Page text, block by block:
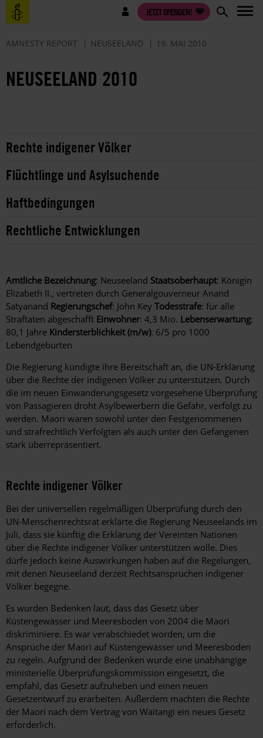
Direkt
zum
Benutzermenü JETZT SPENDEN!
AMNESTY REPORT NEUSEELAND 19. MAI 2010
NEUSEELAND 2010
Rechte indigener Völker
Flüchtlinge und Asylsuchende
Haftbedingungen
Rechtliche Entwicklungen
Amtliche Bezeichnung: Neuseeland Staatsoberhaupt: Königin
Elizabeth II., vertreten durch Generalgouverneur Anand
Satyanand Regierungschef: John Key Todesstrafe: für alle
Straftaten abgeschafft Einwohner: 4,3 Mio. Lebenserwartung:
80,1 Jahre Kindersterblichkeit (m/w): 6/5 pro 1000
Lebendgeburten
Die Regierung kündigte ihre Bereitschaft an, die UN-Erklärung
über die Rechte der indigenen Völker zu unterstützen. Durch
die im neuen Einwanderungsgesetz vorgesehene Überprüfung
von Passagieren droht Asylbewerbern die Gefahr, verfolgt zu
werden. Maori waren sowohl unter den Festgenommenen
und strafrechtlich Verfolgten als auch unter den Gefangenen
stark überrepräsentiert.
Rechte indigener Völker
Bei der universellen regelmäßigen Überprüfung durch den
UN-Menschenrechtsrat erklärte die Regierung Neuseelands im
Juli, dass sie künftig die Erklärung der Vereinten Nationen
über die Rechte indigener Völker unterstützen wolle. Dies
dürfe jedoch keine Auswirkungen haben auf die Regelungen,
mit denen Neuseeland derzeit Rechtsansprüchen indigener
Völker begegne.
Es wurden Bedenken laut, dass das Gesetz über
Küstengewässer und Meeresboden von 2004 die Maori
diskriminiere. Es war verabschiedet worden, um die
Ansprüche der Maori auf Küstengewässer und Meeresboden
zu regeln. Aufgrund der Bedenken wurde eine unabhängige
ministerielle Überprüfungskommission eingesetzt, die
empfahl, das Gesetz aufzuheben und einen neuen
Gesetzentwurf zu erarbeiten. Außerdem machten die Rechte
der Maori nach dem Vertrag von Waitangi ein neues Gesetz
erforderlich.